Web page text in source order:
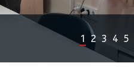
1 2 3 4 5